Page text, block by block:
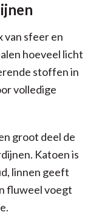
van sfeer en
hoeveel licht
stoffen in
volledige
groot deel de
Katoen is
linnen geeft
fluweel voegt